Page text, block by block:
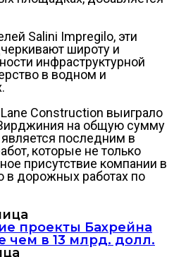
Salini Impregilo, эти
широту и
инфраструктурной
в водном и
Construction выиграло
Вирджиния на общую сумму
последним в
которые не только
присутствие компании в
в дорожных работах по
проекты Бахрейна
чем в 13 млрд. долл.